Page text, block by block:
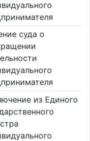
суда о
из Единого